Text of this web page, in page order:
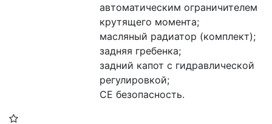
автоматическим ограничителем
крутящего момента;
масляный радиатор (комплект);
задняя гребенка;
задний капот с гидравлической
регулировкой;
CE безопасность.